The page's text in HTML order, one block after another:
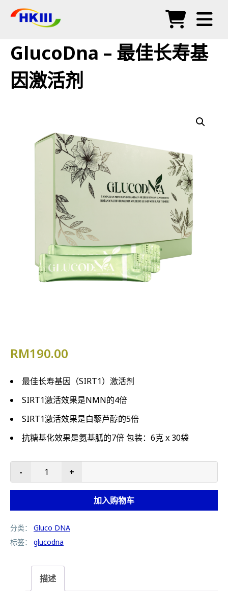
常见问题
GlucoDna – 最佳长寿基
因激活剂
RM190.00
最佳长寿基因（SIRT1）激活剂
SIRT1激活效果是NMN的4倍
SIRT1激活效果是白藜芦醇的5倍
抗糖基化效果是氨基胍的7倍 包装：6克 x 30袋
GlucoDna - 最佳长寿基因激活剂 数量
- +
加入购物车
分类： Gluco DNA
标签： glucodna
描述